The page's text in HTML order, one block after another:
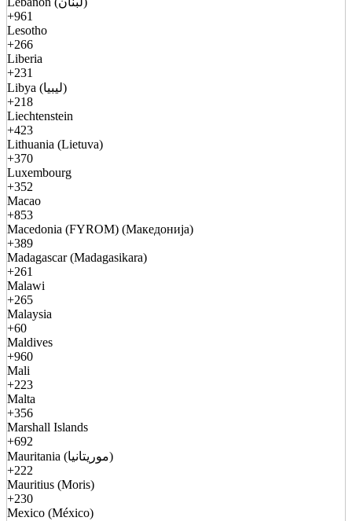
+961
Lesotho
+266
Liberia
+231
Libya (ليبيا)
+218
Liechtenstein
+423
Lithuania (Lietuva)
+370
Luxembourg
+352
Macao
+853
Macedonia (FYROM) (Македонија)
+389
Madagascar (Madagasikara)
+261
Malawi
+265
Malaysia
+60
Maldives
+960
Mali
+223
Malta
+356
Marshall Islands
+692
Mauritania (موريتانيا)
+222
Mauritius (Moris)
+230
Mexico (México)